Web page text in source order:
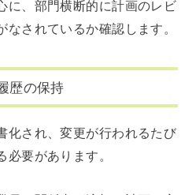
に、部門横断的に計画のレビ
されているか確認します。
歴の保持
化され、変更が行われるたび
要があります。